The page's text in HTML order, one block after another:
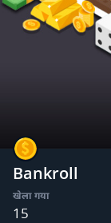
Bankroll
खेला गया
15